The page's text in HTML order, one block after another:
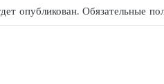
опубликован. Обязательные